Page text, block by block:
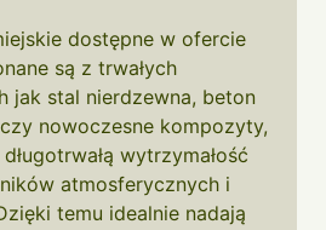
dostępne w ofercie
są z trwałych
jak stal nierdzewna, beton
nowoczesne kompozyty,
wytrzymałość
atmosferycznych i
temu idealnie nadają